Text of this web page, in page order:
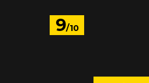
9/10